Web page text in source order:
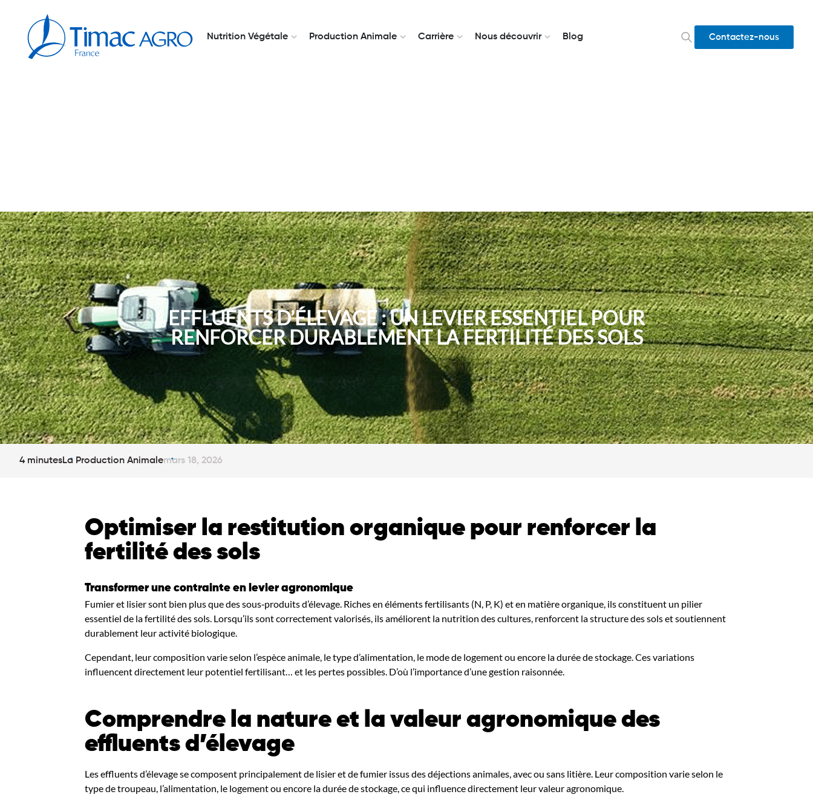
Nutrition Végétale Production Animale Carrière Nous découvrir Blog Contactez-nous
EFFLUENTS D’ÉLEVAGE : UN LEVIER ESSENTIEL POUR
RENFORCER DURABLEMENT LA FERTILITÉ DES SOLS
4 minutesLa Production Animalemars 18, 2026
Optimiser la restitution organique pour renforcer la
fertilité des sols
Transformer une contrainte en levier agronomique
Fumier et lisier sont bien plus que des sous‑produits d’élevage. Riches en éléments fertilisants (N, P, K) et en matière organique, ils constituent un pilier
essentiel de la fertilité des sols. Lorsqu’ils sont correctement valorisés, ils améliorent la nutrition des cultures, renforcent la structure des sols et soutiennent
durablement leur activité biologique.
Cependant, leur composition varie selon l’espèce animale, le type d’alimentation, le mode de logement ou encore la durée de stockage. Ces variations
influencent directement leur potentiel fertilisant… et les pertes possibles. D’où l’importance d’une gestion raisonnée.
Comprendre la nature et la valeur agronomique des
effluents d’élevage
Les effluents d’élevage se composent principalement de lisier et de fumier issus des déjections animales, avec ou sans litière. Leur composition varie selon le
type de troupeau, l’alimentation, le logement ou encore la durée de stockage, ce qui influence directement leur valeur agronomique.